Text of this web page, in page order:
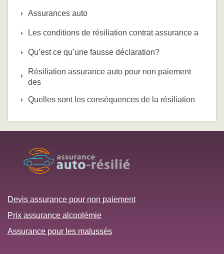
Assurances auto
Les conditions de résiliation contrat assurance a
Qu’est ce qu’une fausse déclaration?
Résiliation assurance auto pour non paiement
des
Quelles sont les conséquences de la résiliation
Devis assurance pour non paiement
Prix assurance alcoolémie
Assurance pour les malussés